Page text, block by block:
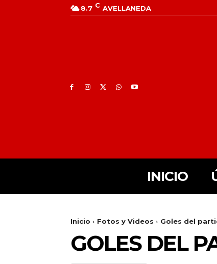
8.7 C AVELLANEDA
INICIO
Inicio Fotos y Videos Goles del
GOLES DEL